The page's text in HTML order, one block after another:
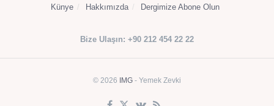
Künye Hakkımızda Dergimize Abone Olun
Bize Ulaşın: +90 212 454 22 22
© 2026 IMG - Yemek Zevki